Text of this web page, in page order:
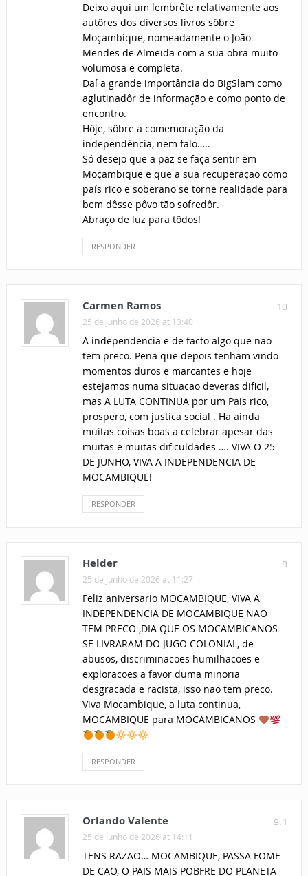
Deixo aqui um lembrête relativamente aos
autôres dos diversos livros sôbre
Moçambique, nomeadamente o João
Mendes de Almeida com a sua obra muito
volumosa e completa.
Daí a grande importância do BigSlam como
aglutinadôr de informação e como ponto de
encontro.
Hôje, sôbre a comemoração da
independência, nem falo…..
Só desejo que a paz se faça sentir em
Moçambique e que a sua recuperação como
país rico e soberano se torne realidade para
bem dêsse pôvo tão sofredôr.
Abraço de luz para tôdos!
RESPONDER
10
Carmen Ramos
25 de Junho de 2026 at 13:40
A independencia e de facto algo que nao
tem preco. Pena que depois tenham vindo
momentos duros e marcantes e hoje
estejamos numa situacao deveras dificil,
mas A LUTA CONTINUA por um Pais rico,
prospero, com justica social . Ha ainda
muitas coisas boas a celebrar apesar das
muitas e muitas dificuldades …. VIVA O 25
DE JUNHO, VIVA A INDEPENDENCIA DE
MOCAMBIQUE!
RESPONDER
9
Helder
25 de Junho de 2026 at 11:27
Feliz aniversario MOCAMBIQUE, VIVA A
INDEPENDENCIA DE MOCAMBIQUE NAO
TEM PRECO ,DIA QUE OS MOCAMBICANOS
SE LIVRARAM DO JUGO COLONIAL, de
abusos, discriminacoes humilhacoes e
exploracoes a favor duma minoria
desgracada e racista, isso nao tem preco.
Viva Mocambique, a luta continua,
MOCAMBIQUE para MOCAMBICANOS
RESPONDER
9.1
Orlando Valente
25 de Junho de 2026 at 14:11
TENS RAZAO… MOCAMBIQUE, PASSA FOME
DE CAO, O PAIS MAIS POBFRE DO PLANETA